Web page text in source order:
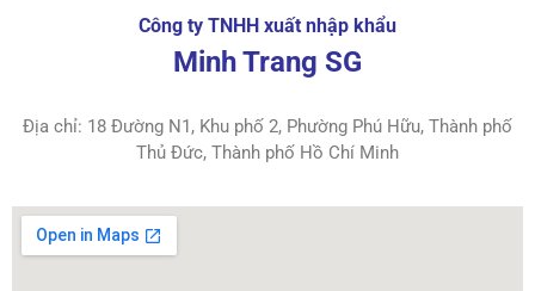
Công ty TNHH xuất nhập khẩu
Minh Trang SG
Địa chỉ: 18 Đường N1, Khu phố 2, Phường Phú Hữu, Thành phố
Thủ Đức, Thành phố Hồ Chí Minh